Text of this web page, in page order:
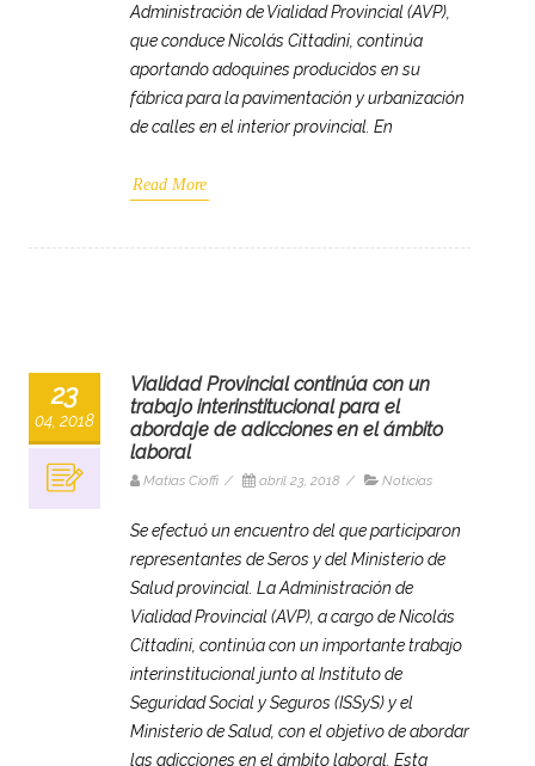
Administración de Vialidad Provincial (AVP),
que conduce Nicolás Cittadini, continúa
aportando adoquines producidos en su
fábrica para la pavimentación y urbanización
de calles en el interior provincial. En
Read More
23
04, 2018
Vialidad Provincial continúa con un
trabajo interinstitucional para el
abordaje de adicciones en el ámbito
laboral
Matias Cioffi / abril 23, 2018 / Noticias
Se efectuó un encuentro del que participaron
representantes de Seros y del Ministerio de
Salud provincial. La Administración de
Vialidad Provincial (AVP), a cargo de Nicolás
Cittadini, continúa con un importante trabajo
interinstitucional junto al Instituto de
Seguridad Social y Seguros (ISSyS) y el
Ministerio de Salud, con el objetivo de abordar
las adicciones en el ámbito laboral. Esta